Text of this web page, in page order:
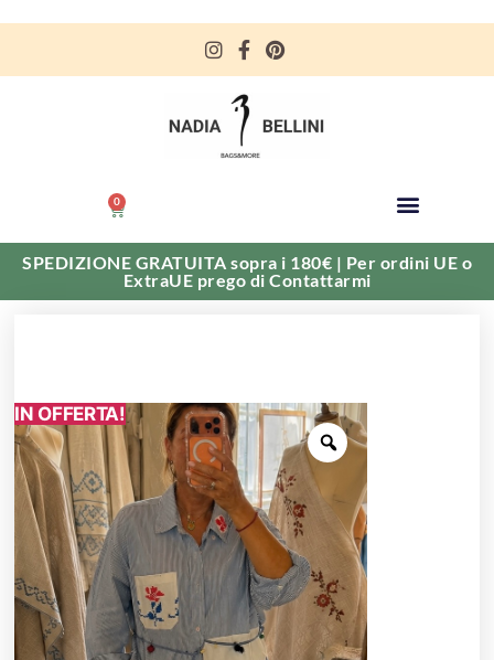
0
SPEDIZIONE GRATUITA sopra i 180€ | Per ordini UE o
ExtraUE prego di Contattarmi
IN OFFERTA!